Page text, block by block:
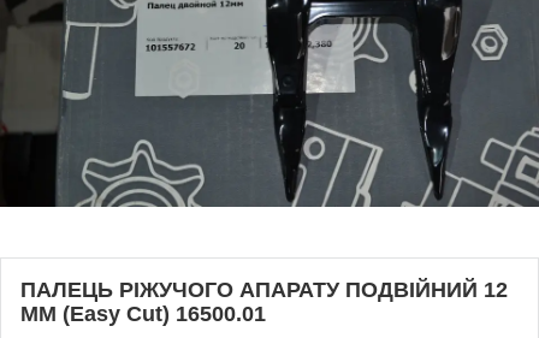
ПАЛЕЦЬ РІЖУЧОГО АПАРАТУ ПОДВІЙНИЙ 12
ММ (Easy Cut) 16500.01